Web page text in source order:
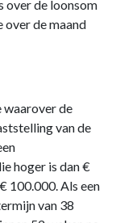
over de loonsom
de maand
waarover de
van de
hoger is dan €
100.000. Als een
van 38